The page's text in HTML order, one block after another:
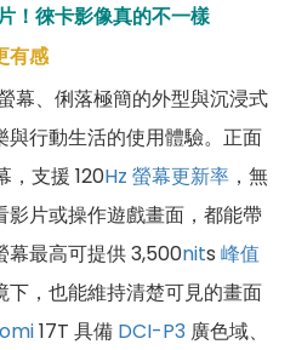
！徠卡影像真的不一樣
有感
幕、俐落極簡的外型與沉浸式
行動生活的使用體驗。正面
，支援 120Hz 螢幕更新率 ，無
片或操作遊戲畫面，都能帶
幕最高可提供 3,500nits 峰值
下，也能維持清楚可見的畫面
17T 具備 DCI-P3 廣色域、